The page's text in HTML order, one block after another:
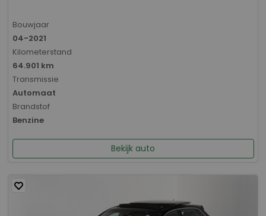
Bouwjaar
04-2021
Kilometerstand
64.901 km
Transmissie
Automaat
Brandstof
Benzine
Bekijk auto